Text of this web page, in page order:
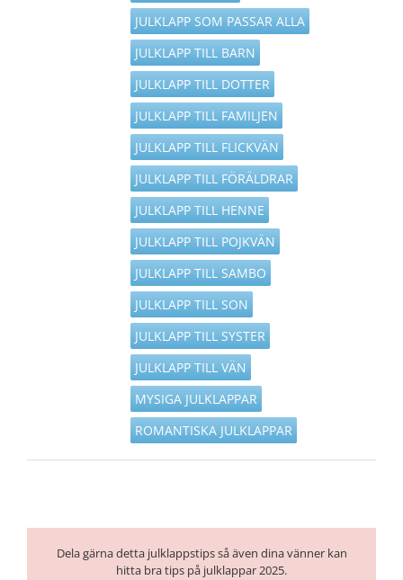
JULKLAPP SOM PASSAR ALLA
JULKLAPP TILL BARN
JULKLAPP TILL DOTTER
JULKLAPP TILL FAMILJEN
JULKLAPP TILL FLICKVÄN
JULKLAPP TILL FÖRÄLDRAR
JULKLAPP TILL HENNE
JULKLAPP TILL POJKVÄN
JULKLAPP TILL SAMBO
JULKLAPP TILL SON
JULKLAPP TILL SYSTER
JULKLAPP TILL VÄN
MYSIGA JULKLAPPAR
ROMANTISKA JULKLAPPAR
Dela gärna detta julklappstips så även dina vänner kan
hitta bra tips på julklappar 2025.